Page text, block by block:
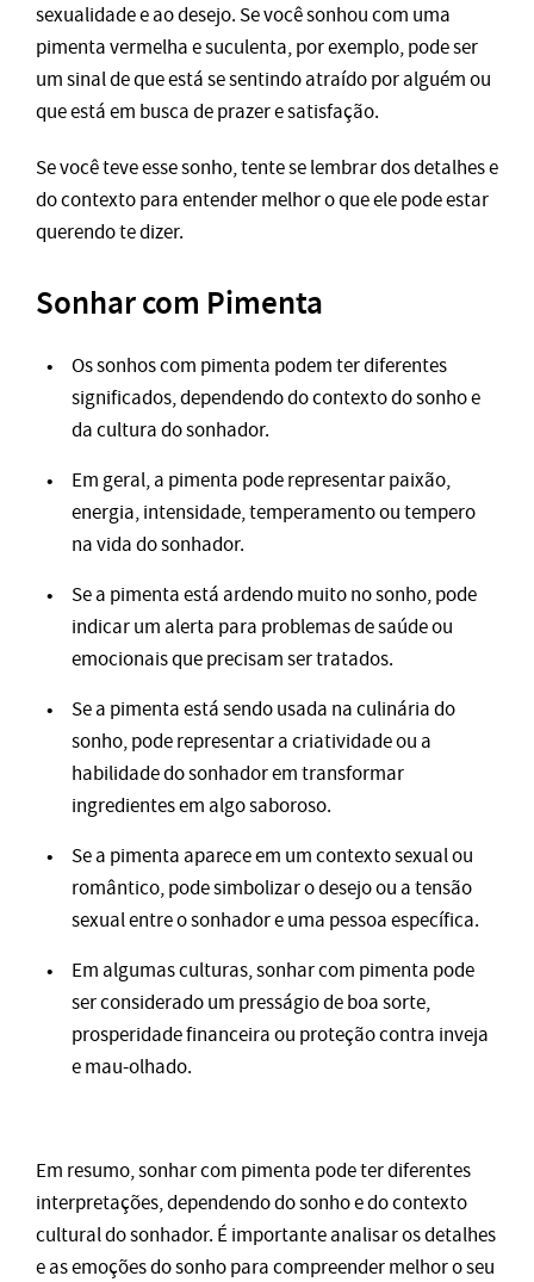
sexualidade e ao desejo. Se você sonhou com uma
pimenta vermelha e suculenta, por exemplo, pode ser
um sinal de que está se sentindo atraído por alguém ou
que está em busca de prazer e satisfação.
Se você teve esse sonho, tente se lembrar dos detalhes e
do contexto para entender melhor o que ele pode estar
querendo te dizer.
Sonhar com Pimenta
Os sonhos com pimenta podem ter diferentes
significados, dependendo do contexto do sonho e
da cultura do sonhador.
Em geral, a pimenta pode representar paixão,
energia, intensidade, temperamento ou tempero
na vida do sonhador.
Se a pimenta está ardendo muito no sonho, pode
indicar um alerta para problemas de saúde ou
emocionais que precisam ser tratados.
Se a pimenta está sendo usada na culinária do
sonho, pode representar a criatividade ou a
habilidade do sonhador em transformar
ingredientes em algo saboroso.
Se a pimenta aparece em um contexto sexual ou
romântico, pode simbolizar o desejo ou a tensão
sexual entre o sonhador e uma pessoa específica.
Em algumas culturas, sonhar com pimenta pode
ser considerado um presságio de boa sorte,
prosperidade financeira ou proteção contra inveja
e mau-olhado.
Em resumo, sonhar com pimenta pode ter diferentes
interpretações, dependendo do sonho e do contexto
cultural do sonhador. É importante analisar os detalhes
e as emoções do sonho para compreender melhor o seu